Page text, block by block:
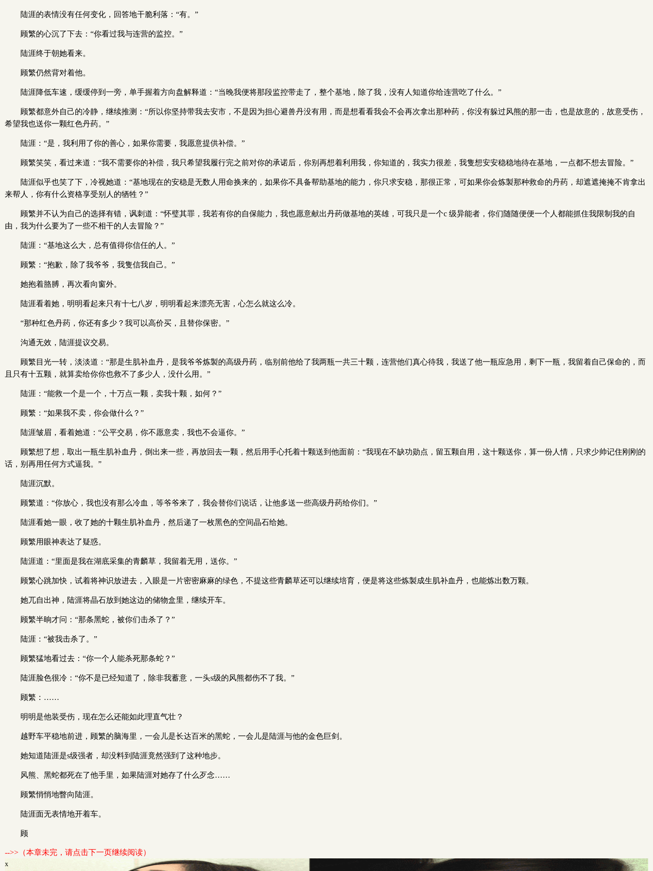
陆涯的表情没有任何变化，回答地干脆利落：“有。”
顾繁的心沉了下去：“你看过我与连营的监控。”
陆涯终于朝她看来。
顾繁仍然背对着他。
陆涯降低车速，缓缓停到一旁，单手握着方向盘解释道：“当晚我便将那段监控带走了，整个基地，除了我，没有人知道你给连营吃了什么。”
顾繁都意外自己的冷静，继续推测：“所以你坚持带我去安市，不是因为担心避兽丹没有用，而是想看看我会不会再次拿出那种药，你没有躲过风熊的那一击，也是故意的，故意受伤，
希望我也送你一颗红色丹药。”
陆涯：“是，我利用了你的善心，如果你需要，我愿意提供补偿。”
顾繁笑笑，看过来道：“我不需要你的补偿，我只希望我履行完之前对你的承诺后，你别再想着利用我，你知道的，我实力很差，我隻想安安稳稳地待在基地，一点都不想去冒险。”
陆涯似乎也笑了下，冷视她道：“基地现在的安稳是无数人用命换来的，如果你不具备帮助基地的能力，你只求安稳，那很正常，可如果你会炼製那种救命的丹药，却遮遮掩掩不肯拿出
来帮人，你有什么资格享受别人的牺牲？”
顾繁并不认为自己的选择有错，讽刺道：“怀璧其罪，我若有你的自保能力，我也愿意献出丹药做基地的英雄，可我只是一个c 级异能者，你们随随便便一个人都能抓住我限制我的自
由，我为什么要为了一些不相干的人去冒险？”
陆涯：“基地这么大，总有值得你信任的人。”
顾繁：“抱歉，除了我爷爷，我隻信我自己。”
她抱着胳膊，再次看向窗外。
陆涯看着她，明明看起来只有十七八岁，明明看起来漂亮无害，心怎么就这么冷。
“那种红色丹药，你还有多少？我可以高价买，且替你保密。”
沟通无效，陆涯提议交易。
顾繁目光一转，淡淡道：“那是生肌补血丹，是我爷爷炼製的高级丹药，临别前他给了我两瓶一共三十颗，连营他们真心待我，我送了他一瓶应急用，剩下一瓶，我留着自己保命的，而
且只有十五颗，就算卖给你你也救不了多少人，没什么用。”
陆涯：“能救一个是一个，十万点一颗，卖我十颗，如何？”
顾繁：“如果我不卖，你会做什么？”
陆涯皱眉，看着她道：“公平交易，你不愿意卖，我也不会逼你。”
顾繁想了想，取出一瓶生肌补血丹，倒出来一些，再放回去一颗，然后用手心托着十颗送到他面前：“我现在不缺功勋点，留五颗自用，这十颗送你，算一份人情，只求少帅记住刚刚的
话，别再用任何方式逼我。”
陆涯沉默。
顾繁道：“你放心，我也没有那么冷血，等爷爷来了，我会替你们说话，让他多送一些高级丹药给你们。”
陆涯看她一眼，收了她的十颗生肌补血丹，然后递了一枚黑色的空间晶石给她。
顾繁用眼神表达了疑惑。
陆涯道：“里面是我在湖底采集的青麟草，我留着无用，送你。”
顾繁心跳加快，试着将神识放进去，入眼是一片密密麻麻的绿色，不提这些青麟草还可以继续培育，便是将这些炼製成生肌补血丹，也能炼出数万颗。
她兀自出神，陆涯将晶石放到她这边的储物盒里，继续开车。
顾繁半晌才问：“那条黑蛇，被你们击杀了？”
陆涯：“被我击杀了。”
顾繁猛地看过去：“你一个人能杀死那条蛇？”
陆涯脸色很冷：“你不是已经知道了，除非我蓄意，一头s级的风熊都伤不了我。”
顾繁：……
明明是他装受伤，现在怎么还能如此理直气壮？
越野车平稳地前进，顾繁的脑海里，一会儿是长达百米的黑蛇，一会儿是陆涯与他的金色巨剑。
她知道陆涯是s级强者，却没料到陆涯竟然强到了这种地步。
风熊、黑蛇都死在了他手里，如果陆涯对她存了什么歹念……
顾繁悄悄地瞥向陆涯。
陆涯面无表情地开着车。
顾
-->>（本章未完，请点击下一页继续阅读）
x